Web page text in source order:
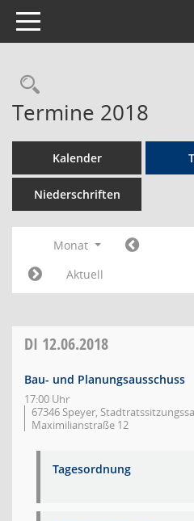
Toggle navigation
Rechercheauswahl
Termine 2018
Kalender
Niederschriften
Monat
Aktuell
DI 12.06.2018
Bau- und Planungsausschuss
17:00 Uhr
67346 Speyer,
Maximilianstraße 12
Tagesordnung